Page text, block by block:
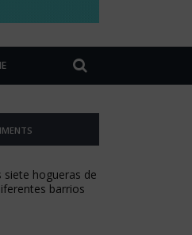
siete hogueras de
barrios